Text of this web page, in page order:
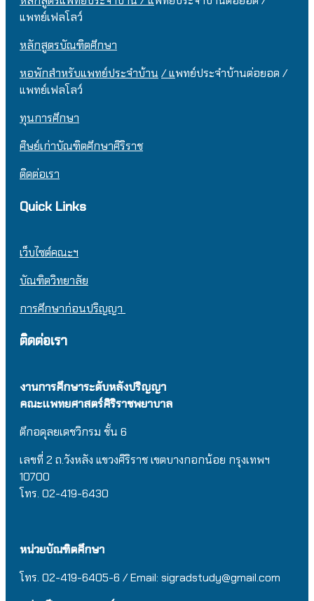
แพทย์เฟลโลว์
หลักสูตรบัณฑิตศึกษา
หอพักสำหรับแพทย์ประจำบ้าน / แพทย์ประจำบ้านต่อยอด /
แพทย์เฟลโลว์
ทุนการศึกษา
ศิษย์เก่าบัณฑิตศึกษาศิริราช
ติดต่อเรา
Quick Links
เว็บไซต์คณะฯ
บัณฑิตวิทยาลัย
การศึกษาก่อนปริญญา
ติดต่อเรา
งานการศึกษาระดับหลังปริญญา
คณะแพทยศาสตร์ศิริราชพยาบาล
ตึกอดุลยเดชวิกรม ชั้น 6
เลขที่ 2 ถ.วังหลัง แขวงศิริราช เขตบางกอกน้อย กรุงเทพฯ
10700
โทร. 02-419-6430
หน่วยบัณฑิตศึกษา
โทร. 02-419-6405-6 / Email: sigradstudy@gmail.com